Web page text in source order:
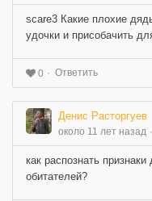
scare3 Какие плохие
удочки и присобачить
0 Ответить
Денис Расторгуев
около 11 лет назад
как распознать
обитателей?